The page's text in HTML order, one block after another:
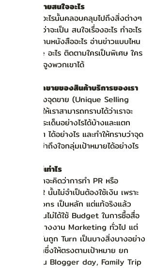
กลุ่มเป้าหมายสนใจอะไร
คำว่าสนใจอะไรนั้นคลอบคลุมไปถึงสิ่งต่างๆ
มากมายไม่ว่าจะเป็น สนใจเรื่องอะไร ทำอะไร
เวลาไหน อ่านหนังสืออะไร อ่านข่าวแบบไหน
ใช้ Device อะไร ติดตามใครเป็นพิเศษ ใคร
สามารถชักจูงพวกเขาได้
อะไรคือ จุดขายของสินค้าบริการของเรา
การทราบถึงจุดขาย (Unique Selling
Point) ทำให้เราสามารถทราบได้ว่าเราจะ
เชื่อมโยงประเด็นอย่างไรได้บ้างและแตก
ประเด็นอื่นๆ ได้อย่างไร และทำให้ทราบว่าจุด
ขายนั้นจะเข้าถึงใจกลุ่มเป้าหมายได้อย่างไร
Budget มีเท่าไร
หลายคนมักจะคิดว่าการทำ PR หรือ
Digital PR นั้นไม่จำเป็นต้องใช้เงิน เพราะ
ใช้ Relations เป็นหลัก แต่แท้จริงแล้ว
งาน PR นั้นไม่ได้ใช้ Budget ในการซื้อสื่อ
โดยตรงอย่างงาน Marketing ทั่วไป แต่
Budget นั้นถูก Turn เป็นบางสิ่งบางอย่าง
ที่ทำให้ได้มาซึ่งให้ตรงตามเป้าหมาย​ ยก
ตัวอย่างเช่น Blogger day, Family Trip